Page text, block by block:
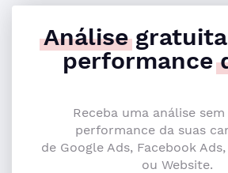
Análisegratuita
performance
Receba uma análise
performance da suas
de Google Ads, Facebook
ou Website.